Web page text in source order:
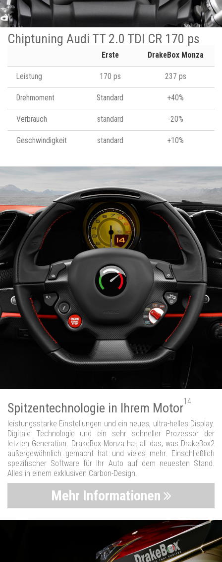
Chiptuning Audi TT 2.0 TDI CR 170 ps
Erste DrakeBox Monza
Leistung 170 ps 237 ps
Drehmoment Standard +40%
Verbrauch standard -20%
Geschwindigkeit standard +10%
Spitzentechnologie in Ihrem Motor14
leistungsstarke Einstellungen und ein neues, ultra-helles Display.
Digitale Technologie und ein sehr schneller Prozessor der
letzten Generation. DrakeBox Monza hat all das, was DrakeBox2
außergewöhnlich gemacht hat und vieles mehr. Einschließlich
spezifischer Software für Ihr Auto auf dem neuesten Stand.
Alles in einem exklusiven Carbon-Design.
Mehr Informationen